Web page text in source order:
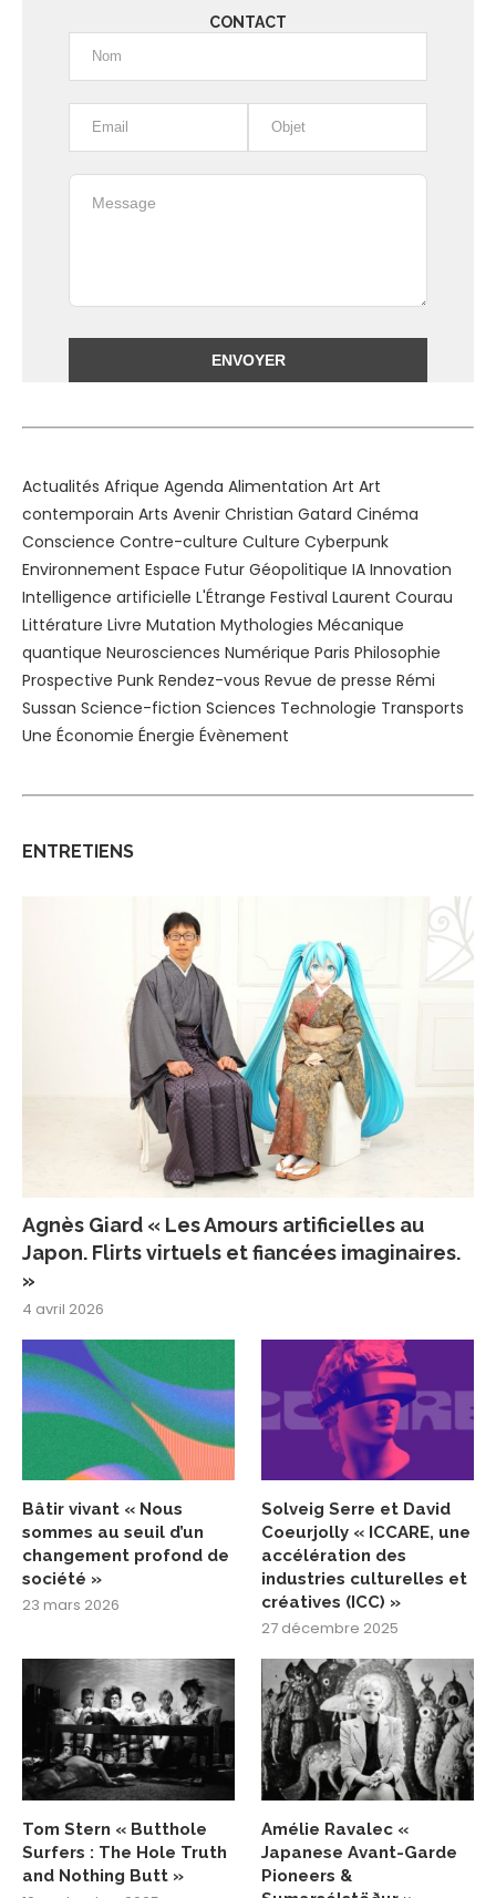
CONTACT
Actualités Afrique Agenda Alimentation Art Art
contemporain Arts Avenir Christian Gatard Cinéma
Conscience Contre-culture Culture Cyberpunk
Environnement Espace Futur Géopolitique IA Innovation
Intelligence artificielle L'Étrange Festival Laurent Courau
Littérature Livre Mutation Mythologies Mécanique
quantique Neurosciences Numérique Paris Philosophie
Prospective Punk Rendez-vous Revue de presse Rémi
Sussan Science-fiction Sciences Technologie Transports
Une Économie Énergie Évènement
ENTRETIENS
Agnès Giard « Les Amours artificielles au
Japon. Flirts virtuels et fiancées imaginaires.
»
4 avril 2026
Bâtir vivant « Nous
sommes au seuil d’un
changement profond de
société »
23 mars 2026
Solveig Serre et David
Coeurjolly « ICCARE, une
accélération des
industries culturelles et
créatives (ICC) »
27 décembre 2025
Tom Stern « Butthole
Surfers : The Hole Truth
and Nothing Butt »
Amélie Ravalec «
Japanese Avant-Garde
Pioneers &